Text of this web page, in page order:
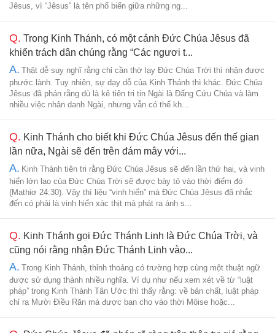
Jêsus, vì “Jêsus” là tên phổ biến giữa những ng...
Q. Trong Kinh Thánh, có một cảnh Đức Chúa Jêsus đã
khiển trách dân chúng rằng “Các ngươi t...
A. Thật dễ suy nghĩ rằng chỉ cần thờ lạy Đức Chúa Trời thì nhận được
phước lành. Tuy nhiên, sự dạy dỗ của Kinh Thánh thì khác. Đức Chúa
Jêsus đã phán rằng dù là kẻ tiên tri tin Ngài là Đấng Cứu Chúa và làm
nhiều việc nhân danh Ngài, nhưng vẫn có thể kh...
Q. Kinh Thánh cho biết khi Đức Chúa Jêsus đến thế gian
lần nữa, Ngài sẽ đến trên đám mây với...
A. Kinh Thánh tiên tri rằng Đức Chúa Jêsus sẽ đến lần thứ hai, và vinh
hiển lớn lao của Đức Chúa Trời sẽ được bày tỏ vào thời điểm đó
(Mathiơ 24:30). Vậy thì liệu “vinh hiển” mà Đức Chúa Jêsus đã nhắc
đến có phải là vinh hiển xác thịt mà phát ra ánh s...
Q. Kinh Thánh gọi Đức Thánh Linh là Đức Chúa Trời, và
cũng nói rằng nhận Đức Thánh Linh vào...
A. Trong Kinh Thánh, thỉnh thoảng có trường hợp cùng một thuật ngữ
được sử dụng thành nhiều nghĩa. Ví dụ như nếu xem xét về từ “luật
pháp” trong Kinh Thánh Tân Ước thì thấy rằng: về bản chất, luật pháp
chỉ ra Mười Điều Răn mà được ban cho vào thời Môise hoặc...